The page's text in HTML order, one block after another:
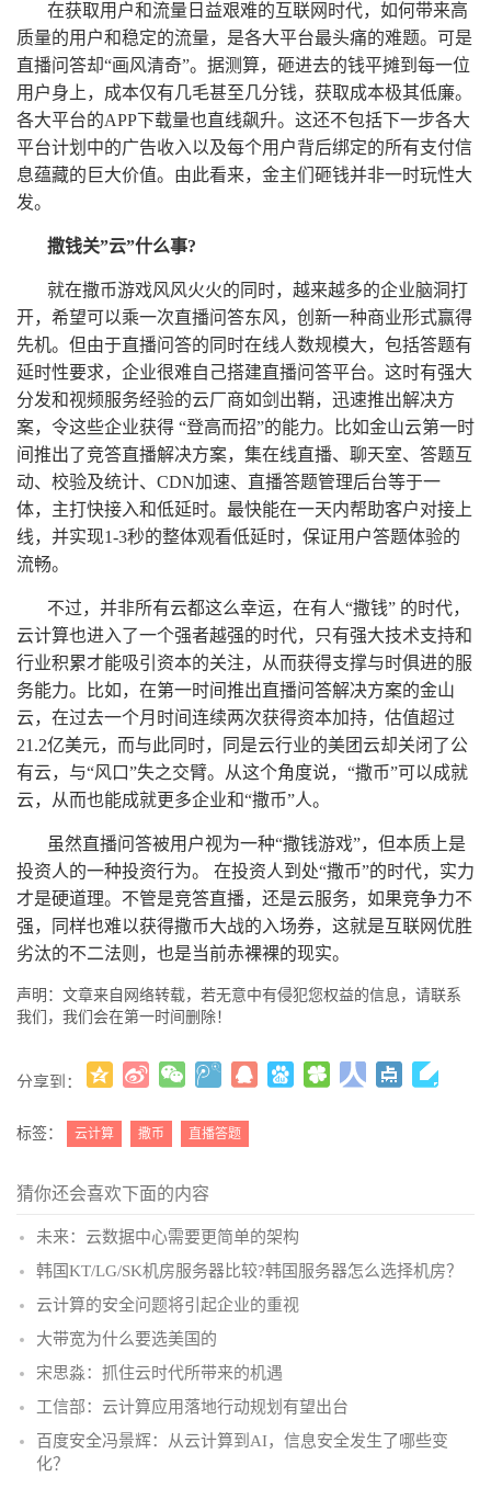
在获取用户和流量日益艰难的互联网时代，如何带来高
质量的用户和稳定的流量，是各大平台最头痛的难题。可是
直播问答却“画风清奇”。据测算，砸进去的钱平摊到每一位
用户身上，成本仅有几毛甚至几分钱，获取成本极其低廉。
各大平台的APP下载量也直线飙升。这还不包括下一步各大
平台计划中的广告收入以及每个用户背后绑定的所有支付信
息蕴藏的巨大价值。由此看来，金主们砸钱并非一时玩性大
发。
撒钱关”云”什么事?
就在撒币游戏风风火火的同时，越来越多的企业脑洞打
开，希望可以乘一次直播问答东风，创新一种商业形式赢得
先机。但由于直播问答的同时在线人数规模大，包括答题有
延时性要求，企业很难自己搭建直播问答平台。这时有强大
分发和视频服务经验的云厂商如剑出鞘，迅速推出解决方
案，令这些企业获得 “登高而招”的能力。比如金山云第一时
间推出了竞答直播解决方案，集在线直播、聊天室、答题互
动、校验及统计、CDN加速、直播答题管理后台等于一
体，主打快接入和低延时。最快能在一天内帮助客户对接上
线，并实现1-3秒的整体观看低延时，保证用户答题体验的
流畅。
不过，并非所有云都这么幸运，在有人“撒钱” 的时代，
云计算也进入了一个强者越强的时代，只有强大技术支持和
行业积累才能吸引资本的关注，从而获得支撑与时俱进的服
务能力。比如，在第一时间推出直播问答解决方案的金山
云，在过去一个月时间连续两次获得资本加持，估值超过
21.2亿美元，而与此同时，同是云行业的美团云却关闭了公
有云，与“风口”失之交臂。从这个角度说，“撒币”可以成就
云，从而也能成就更多企业和“撒币”人。
虽然直播问答被用户视为一种“撒钱游戏”，但本质上是
投资人的一种投资行为。 在投资人到处“撒币”的时代，实力
才是硬道理。不管是竞答直播，还是云服务，如果竞争力不
强，同样也难以获得撒币大战的入场券，这就是互联网优胜
劣汰的不二法则，也是当前赤裸裸的现实。
声明：文章来自网络转载，若无意中有侵犯您权益的信息，请联系
我们，我们会在第一时间删除！
分享到：
标签： 云计算 撒币 直播答题
猜你还会喜欢下面的内容
未来：云数据中心需要更简单的架构
韩国KT/LG/SK机房服务器比较?韩国服务器怎么选择机房？
云计算的安全问题将引起企业的重视
大带宽为什么要选美国的
宋思淼：抓住云时代所带来的机遇
工信部：云计算应用落地行动规划有望出台
百度安全冯景辉：从云计算到AI，信息安全发生了哪些变
化？